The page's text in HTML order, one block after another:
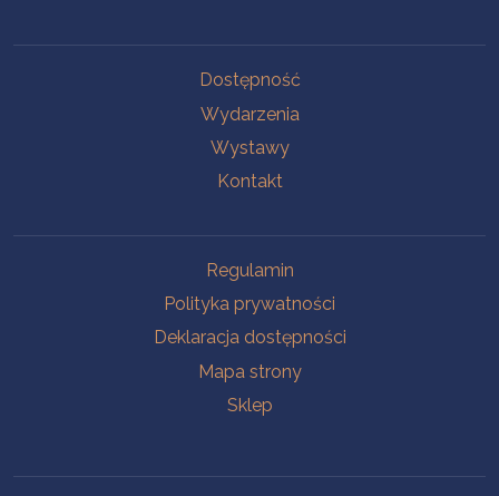
Dostępność
Wydarzenia
Wystawy
Kontakt
Regulamin
Polityka prywatności
Deklaracja dostępności
Mapa strony
Sklep